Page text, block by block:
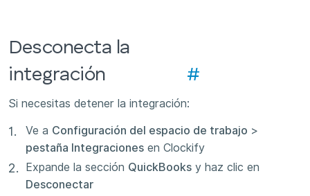
Desconecta la
integración #
Si necesitas detener la integración:
Ve a Configuración del espacio de trabajo >
pestaña Integraciones en Clockify
Expande la sección QuickBooks y haz clic en
Desconectar